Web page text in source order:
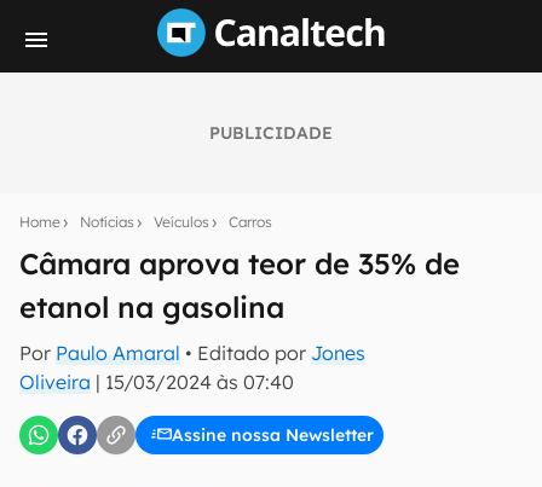
PUBLICIDADE
Home Notícias Veículos Carros
Câmara aprova teor de 35% de
etanol na gasolina
Por Paulo Amaral • Editado por Jones
Oliveira | 15/03/2024 às 07:40
Assine nossa Newsletter
notícias e reviews sobre tecnologia em primeira
E-mail